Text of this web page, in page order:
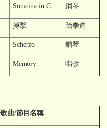
Sonatina in C 鋼琴
搏擊 跆拳道
Scherzo 鋼琴
Memory 唱歌
歌曲/節目名稱